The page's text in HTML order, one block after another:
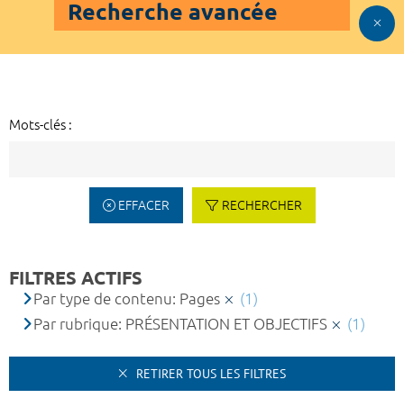
Recherche avancée
Mots-clés :
EFFACER RECHERCHER
FILTRES ACTIFS
Par type de contenu: Pages
(1)
Par rubrique: PRÉSENTATION ET OBJECTIFS
(1)
RETIRER TOUS LES FILTRES